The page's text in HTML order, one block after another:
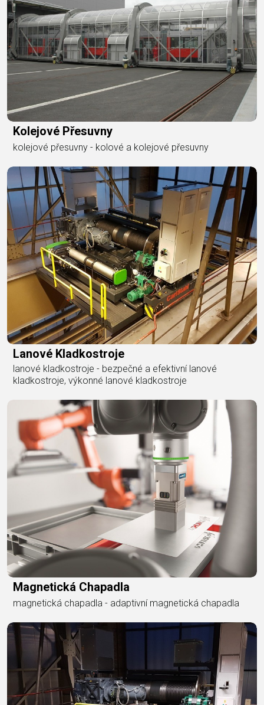
Kolejové Přesuvny
kolejové přesuvny - kolové a kolejové přesuvny
Lanové Kladkostroje
lanové kladkostroje - bezpečné a efektivní lanové
kladkostroje, výkonné lanové kladkostroje
Magnetická Chapadla
magnetická chapadla - adaptivní magnetická chapadla